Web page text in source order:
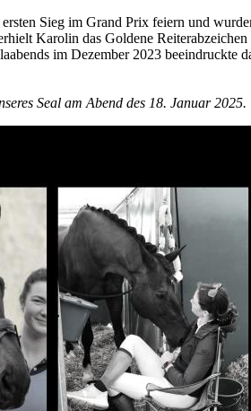
Sieg im Grand Prix feiern und
Karolin das Goldene
im Dezember 2023 beeindruckte
Seal am Abend des 18. Januar 2025.